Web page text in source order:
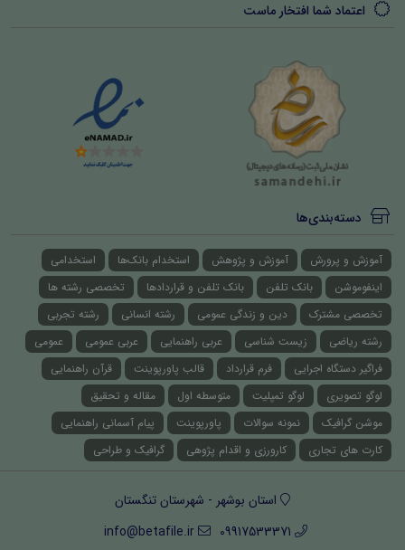
اعتماد شما افتخار ماست
دسته‌بندی‌ها
آموزش و پرورش آموزش و پژوهش استخدام بانک‌ها
استخدامی
اینفوموشن
بانک تلفن بانک تلفن و قراردادها
تخصصی رشته ها
تخصصی مشترک
دین و زندگی عمومی رشته انسانی
رشته تجربی
رشته ریاضی
زیست شناسی عربی راهنمایی عربی عمومی
عمومی
فراگیر دستگاه اجرایی
فرم قرارداد قالب پاورپوینت
قرآن راهنمایی
لوگو تصویری
لوگو تمپلیت متوسطه اول
مقاله و تحقیق
موشن گرافیک
نمونه سوالات پاورپوینت
پیام آسمانی راهنمایی
کارت های تجاری
کارورزی و اقدام پژوهی گرافیک و طراحی
استان بوشهر - شهرستان تنگستان
09917533371
info@betafile.ir